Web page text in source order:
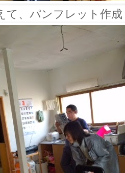
て、パンフレット作成